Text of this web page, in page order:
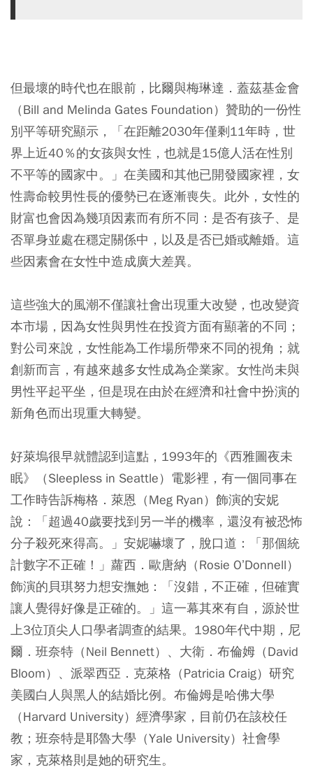
但最壞的時代也在眼前，比爾與梅琳達．蓋茲基金會
（Bill and Melinda Gates Foundation）贊助的一份性
別平等研究顯示，「在距離2030年僅剩11年時，世
界上近40％的女孩與女性，也就是15億人活在性別
不平等的國家中。」在美國和其他已開發國家裡，女
性壽命較男性長的優勢已在逐漸喪失。此外，女性的
財富也會因為幾項因素而有所不同：是否有孩子、是
否單身並處在穩定關係中，以及是否已婚或離婚。這
些因素會在女性中造成廣大差異。
這些強大的風潮不僅讓社會出現重大改變，也改變資
本市場，因為女性與男性在投資方面有顯著的不同；
對公司來說，女性能為工作場所帶來不同的視角；就
創新而言，有越來越多女性成為企業家。女性尚未與
男性平起平坐，但是現在由於在經濟和社會中扮演的
新角色而出現重大轉變。
好萊塢很早就體認到這點，1993年的《西雅圖夜未
眠》（Sleepless in Seattle）電影裡，有一個同事在
工作時告訴梅格．萊恩（Meg Ryan）飾演的安妮
說：「超過40歲要找到另一半的機率，還沒有被恐怖
分子殺死來得高。」安妮嚇壞了，脫口道：「那個統
計數字不正確！」蘿西．歐唐納（Rosie O’Donnell）
飾演的貝琪努力想安撫她：「沒錯，不正確，但確實
讓人覺得好像是正確的。」這一幕其來有自，源於世
上3位頂尖人口學者調查的結果。1980年代中期，尼
爾．班奈特（Neil Bennett）、大衛．布倫姆（David
Bloom）、派翠西亞．克萊格（Patricia Craig）研究
美國白人與黑人的結婚比例。布倫姆是哈佛大學
（Harvard University）經濟學家，目前仍在該校任
教；班奈特是耶魯大學（Yale University）社會學
家，克萊格則是她的研究生。